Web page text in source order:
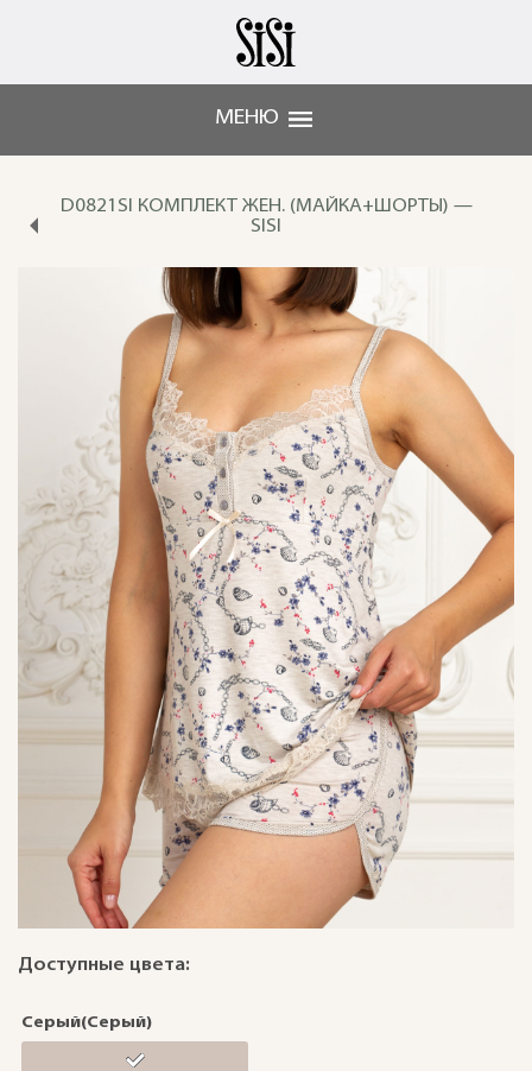
МЕНЮ
D0821SI КОМПЛЕКТ ЖЕН. (МАЙКА+ШОРТЫ) —
SISI
Доступные цвета:
Серый(Серый)